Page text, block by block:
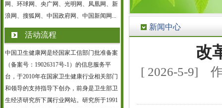
网、环球网、央广网、光明网、凤凰网、新
浪网、搜狐网、中国政府网、中国新闻网...
活动流程
中国卫生健康网是经国家工信部门批准备案
（备案号：19026317号-1）的信息服务平
台，于2010年在国家卫生健康行业相关部门
和领导的支持指导下创办，前身是卫生部卫
生经济研究所下属行业网站。研究所于1991
新闻中心
改
[ 2026-5-9]